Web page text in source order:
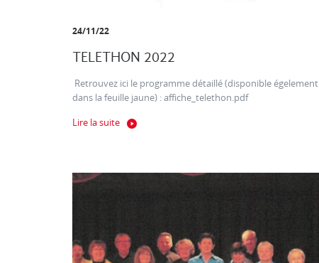
24/11/22
TELETHON 2022
Retrouvez ici le programme détaillé (disponible égelement
dans la feuille jaune) : affiche_telethon.pdf
Lire la suite